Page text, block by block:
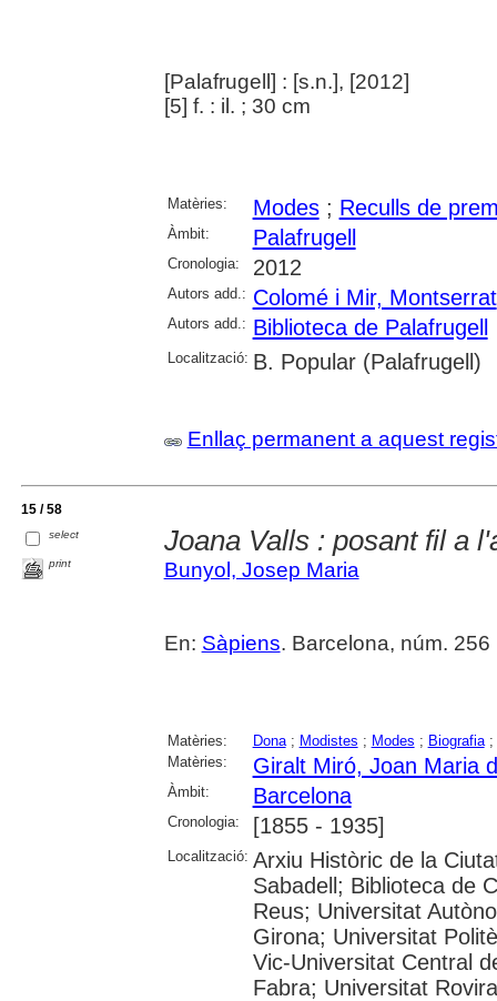
[Palafrugell] : [s.n.], [2012]
[5] f. : il. ; 30 cm
Matèries: Modes; Reculls de
Àmbit: Palafrugell
Cronologia: 2012
Autors add.: Colomé i Mir, Montserrat
Autors add.: Biblioteca de Palafrugell
Localització: B. Popular (Palafrugell)
Enllaç permanent a aquest
15 / 58
select
print
Joana Valls : posant fil a
Bunyol, Josep Maria
En: Sàpiens. Barcelona, núm.
Matèries: Dona; Modistes ; Modes ; Biografia;
Matèries:
Giralt Miró, Joan Maria
Àmbit: Barcelona
Cronologia: [1855 - 1935]
Localització: Arxiu Històric de la
Sabadell; Biblioteca de
Reus; Universitat
Girona; Universitat
Vic-Universitat Central
Fabra; Universitat